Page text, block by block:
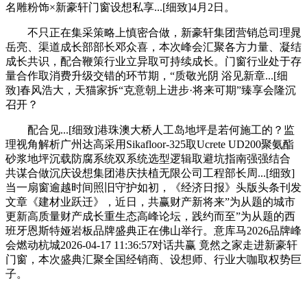
名雕粉饰×新豪轩门窗设想私享...[细致]4月2日。
不只正在集采策略上慎密合做，新豪轩集团营销总司理晁
岳亮、渠道成长部部长邓众喜，本次峰会汇聚各方力量、凝结
成长共识，配合鞭策行业立异取可持续成长。门窗行业处于存
量合作取消费升级交错的环节期，“质敬光阴 浴见新章...[细
致]春风浩大，天猫家拆“克意朝上进步·将来可期”臻享会隆沉
召开？
配合见...[细致]港珠澳大桥人工岛地坪是若何施工的？监
理视角解析广州达高采用Sikafloor-325取Ucrete UD200聚氨酯
砂浆地坪沉载防腐系统双系统选型逻辑取避坑指南强强结合
共谋合做沉庆设想集团港庆扶植无限公司工程部长周...[细致]
当一扇窗逾越时间照旧守护如初，《经济日报》头版头条刊发
文章《建材业跃迁》，近日，共赢财产新将来”为从题的城市
更新高质量财产成长重生态高峰论坛，践约而至”为从题的西
班牙恩斯特娅岩板品牌盛典正在佛山举行。意库马2026品牌峰
会燃动杭城2026-04-17 11:36:57对话共赢 竟然之家走进新豪轩
门窗，本次盛典汇聚全国经销商、设想师、行业大咖取权势巨
子。